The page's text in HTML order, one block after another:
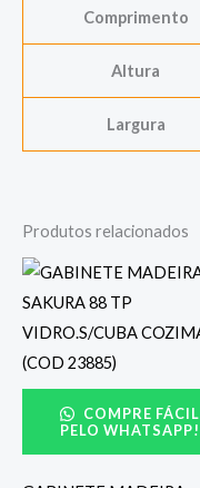
Comprimento
Altura
Largura
Produtos relacionados
COMPRE FÁCIL
PELO WHATSAPP!